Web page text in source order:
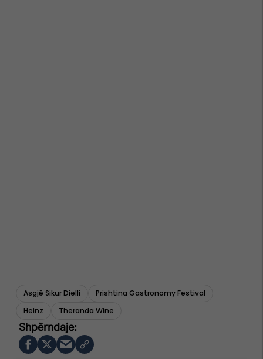
Asgjë Sikur Dielli
Prishtina Gastronomy Festival
Heinz
Theranda Wine